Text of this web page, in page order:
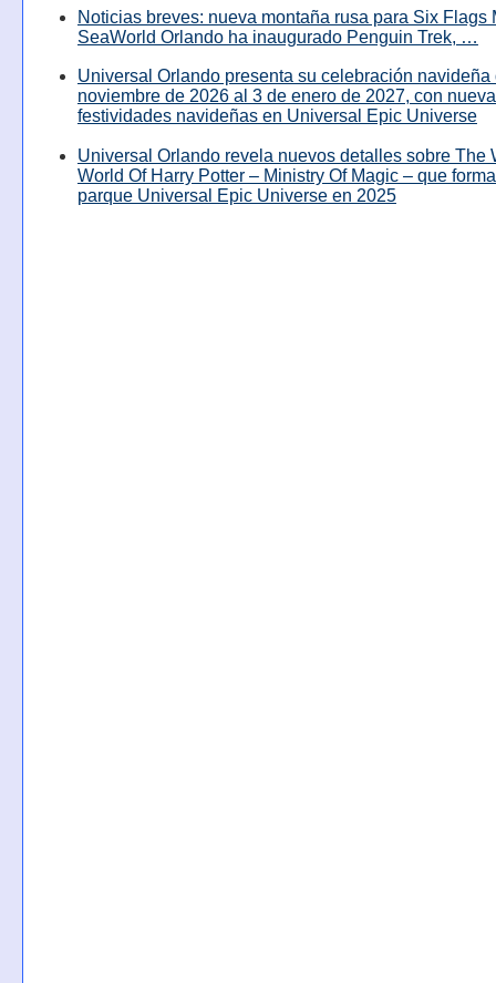
Noticias breves: nueva montaña rusa para Six Flags
SeaWorld Orlando ha inaugurado Penguin Trek, …
Universal Orlando presenta su celebración navideña
noviembre de 2026 al 3 de enero de 2027, con
festividades navideñas en Universal Epic Universe
Universal Orlando revela nuevos detalles sobre The
World Of Harry Potter – Ministry Of Magic – que
parque Universal Epic Universe en 2025